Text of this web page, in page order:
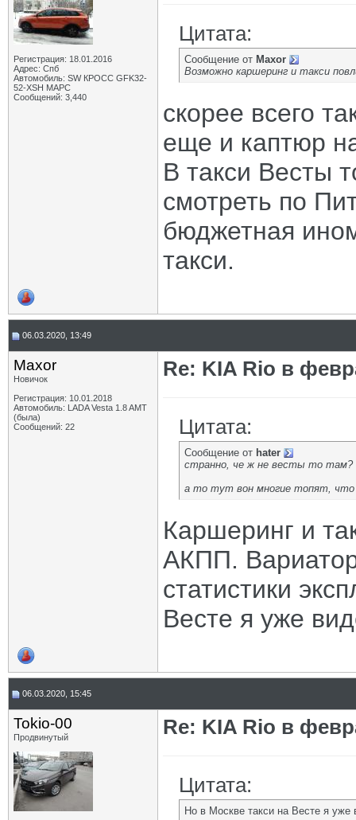
Регистрация: 18.01.2016
Адрес: Спб
Автомобиль: SW КРОСС GFK32-
52-XSH МАРС
Сообщений: 3,440
Цитата:
Сообщение от Maxor
Возможно каршеринг и такси
скорее всего
еще и каптюр
В такси Весты
смотреть по
бюджетная
такси.
06.03.2020, 13:49
Maxor
Новичок
Регистрация: 10.01.2018
Автомобиль: LADA Vesta 1.8 AMT
(была)
Сообщений: 22
Re: KIA Rio в
Цитата:
Сообщение от hater
странно, че ж не весты то там?
а то тут вон многие топят, что
Каршеринг и
АКПП.
статистики
Весте я уже
06.03.2020, 15:45
Tokio-00
Продвинутый Re: KIA Rio в
Цитата:
Но в Москве такси на Весте я уже